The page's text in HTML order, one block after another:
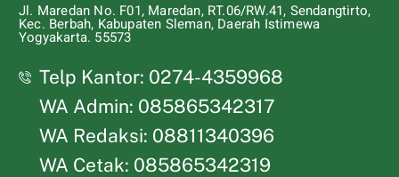
Jl. Maredan No. F01, Maredan, RT.06/RW.41, Sendangtirto,
Kec. Berbah, Kabupaten Sleman, Daerah Istimewa
Yogyakarta. 55573
Telp Kantor: 0274-4359968
WA Admin: 085865342317
WA Redaksi: 08811340396
WA Cetak: 085865342319